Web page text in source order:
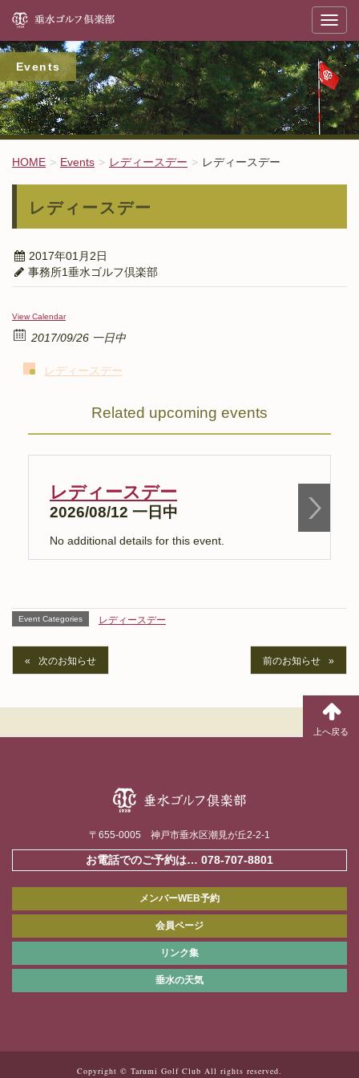
T
g
g
l
e
n
a
v
i
a
n
垂
Events
HOME Events レディースデー レディースデー
レディースデー
2017年01月2日
事務所1垂水ゴルフ倶楽部
View Calendar
2017/09/26 一日中
レディースデー
Related upcoming events
レディースデー
2026/08/12 一日中
No additional details for this event.
Event Categories レディースデー
次のお知らせ 前のお知らせ
〒655-0005 神戸市垂水区潮見が丘2-2-1
お電話でのご予約は… 078-707-8801
メンバーWEB予約
会員ページ
リンク集
垂水の天気
Copyright © Tarumi Golf Club All rights reserved.